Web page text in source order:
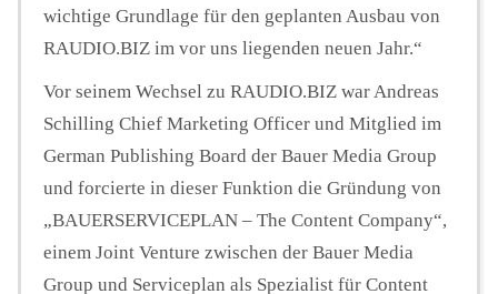
wichtige Grundlage für den geplanten Ausbau von
RAUDIO.BIZ im vor uns liegenden neuen Jahr.“
Vor seinem Wechsel zu RAUDIO.BIZ war Andreas
Schilling Chief Marketing Officer und Mitglied im
German Publishing Board der Bauer Media Group
und forcierte in dieser Funktion die Gründung von
„BAUERSERVICEPLAN – The Content Company“,
einem Joint Venture zwischen der Bauer Media
Group und Serviceplan als Spezialist für Content